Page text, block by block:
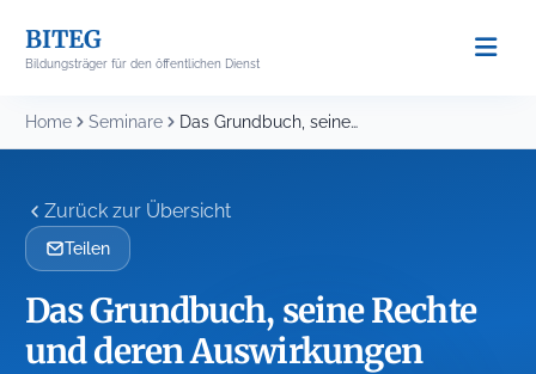
content
BITEG
Bildungsträger für den öffentlichen Dienst
Home Seminare Das Grundbuch, seine Rechte und deren Auswirkungen
Zurück zur Übersicht
Teilen
Das Grundbuch, seine Rechte
und deren Auswirkungen